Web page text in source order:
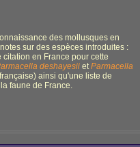
des mollusques en
sur des espèces introduites :
citation en France pour cette
deshayesii etParmacella
ainsi qu'une liste de
faune de France.